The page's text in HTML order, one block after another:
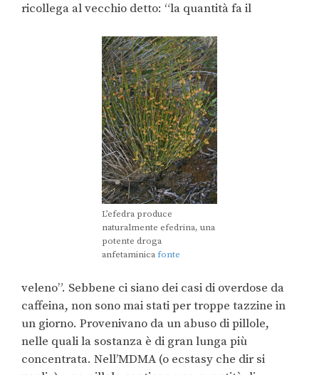
ricollega al vecchio detto: “la quantità fa il
L’efedra produce
naturalmente efedrina, una
potente droga
anfetaminicafonte
veleno”. Sebbene ci siano dei casi di overdose da
caffeina, non sono mai stati per troppe tazzine in
un giorno. Provenivano da un abuso di pillole,
nelle quali la sostanza è di gran lunga più
concentrata. Nell’MDMA (o ecstasy che dir si